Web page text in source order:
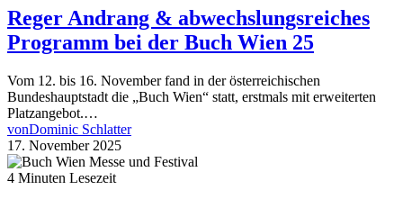
Reger Andrang & abwechslungsreiches
Programm bei der Buch Wien 25
Vom 12. bis 16. November fand in der österreichischen
Bundeshauptstadt die „Buch Wien“ statt, erstmals mit erweiterten
Platzangebot.…
vonDominic Schlatter
17. November 2025
4 Minuten Lesezeit